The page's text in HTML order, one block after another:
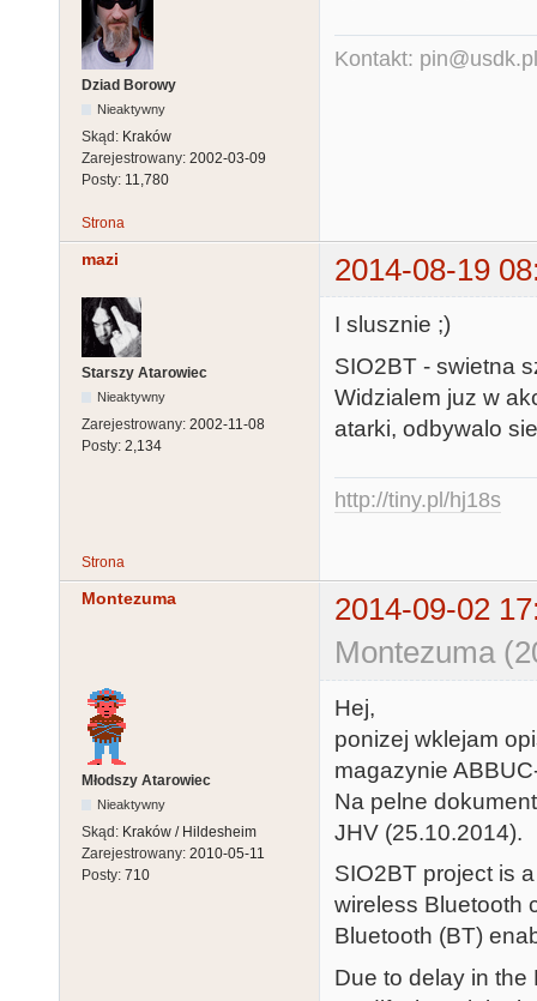
Dziad Borowy
Nieaktywny
Skąd: Kraków
Zarejestrowany: 2002-03-09
Posty: 11,780
Kontakt: pin@usdk.pl
Strona
mazi 2014-08-19
Starszy Atarowiec
Nieaktywny
Zarejestrowany: 2002-11-08
Posty: 2,134
I slusznie ;)
SIO2BT - swietna
Widzialem juz w
atarki, odbywalo
http://tiny.pl/hj18s
Strona
Montezuma
2014-09-02
Montezuma
Młodszy Atarowiec
Nieaktywny
Skąd: Kraków / Hildesheim
Zarejestrowany: 2010-05-11
Posty: 710
Hej,
ponizej wklejam
magazynie
Na pelne
JHV (25.10.2014).
SIO2BT project is
wireless Bluetooth
Bluetooth (BT)
Due to delay in